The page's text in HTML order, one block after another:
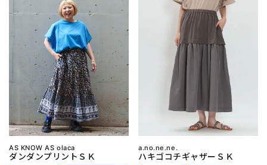
AS KNOW AS olaca
ダンダンプリントＳＫ
a.no.ne.ne.
ハキゴコチギャザーＳＫ